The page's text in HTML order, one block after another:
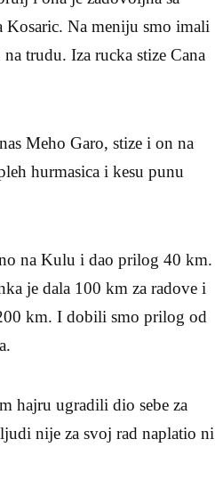
Kosaric. Na meniju smo imali
trudu. Iza rucka stize Cana
Meho Garo, stize i on na
hurmasica i kesu punu
na Kulu i dao prilog 40 km.
je dala 100 km za radove i
km. I dobili smo prilog od
hajru ugradili dio sebe za
nije za svoj rad naplatio ni